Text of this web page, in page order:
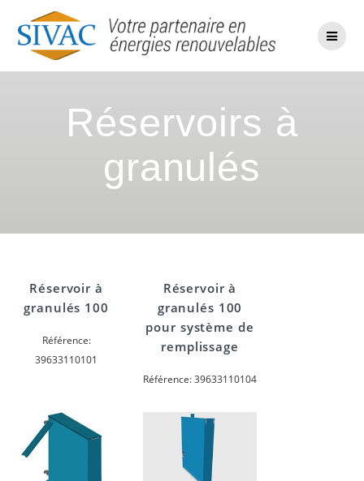
au
contenu
Réservoirs à
granulés
Réservoir à
granulés 100
Référence:
39633110101
Réservoir à
granulés 100
pour système de
remplissage
Référence: 39633110104